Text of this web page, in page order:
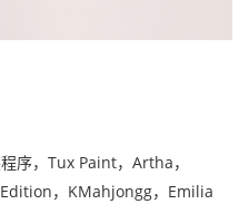
序，Tux Paint，Artha，
，KMahjongg，Emilia